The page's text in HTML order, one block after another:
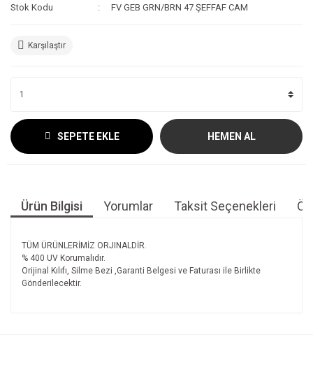
Stok Kodu FV GEB GRN/BRN 47 ŞEFFAF CAM
Karşılaştır
SEPETE EKLE HEMEN AL
Ürün Bilgisi Yorumlar Taksit Seçenekleri
TÜM ÜRÜNLERİMİZ ORJINALDİR.
% 400 UV Korumalıdır.
Orijinal Kılıfı, Silme Bezi ,Garanti Belgesi ve Faturası ile Birlikte
Gönderilecektir.